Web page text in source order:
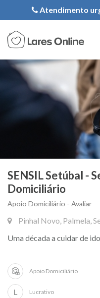
Registe
Atendimento
SENSIL Setúbal -
Domiciliário
Apoio Domiciliário - Avaliar
Pinhal Novo, Palmela,
Uma década a cuidar de
Apoio Domiciliário
L Lucrativo